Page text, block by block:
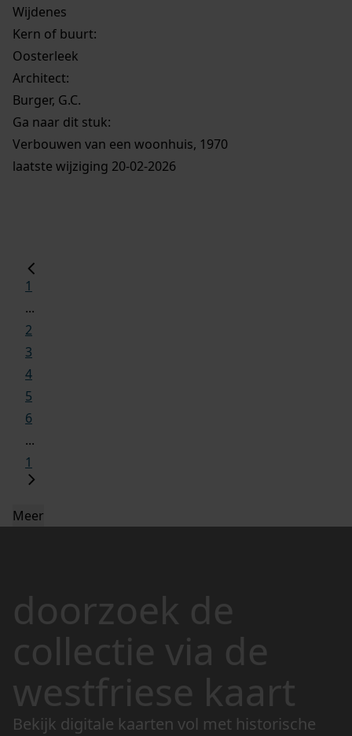
Wijdenes
Kern of buurt:
Oosterleek
Architect:
Burger, G.C.
Ga naar dit stuk:
Verbouwen van een woonhuis, 1970
laatste wijziging 20-02-2026
1
...
2
3
4
5
6
...
1
Meer
doorzoek de
collectie via de
westfriese kaart
Bekijk digitale kaarten vol met historische